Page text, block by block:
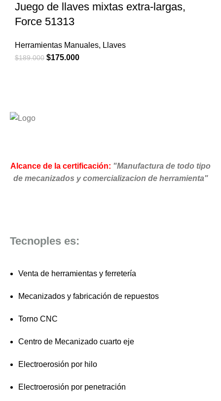
Juego de llaves mixtas extra-largas,
Force 51313
Herramientas Manuales, Llaves
$189.000 El
$175.000El
Alcance de la certificación: "Manufactura de todo tipo
de mecanizados y comercializacion de herramienta"
Tecnoples es:
Venta de herramientas y ferretería
Mecanizados y fabricación de repuestos
Torno CNC
Centro de Mecanizado cuarto eje
Electroerosión por hilo
Electroerosión por penetración